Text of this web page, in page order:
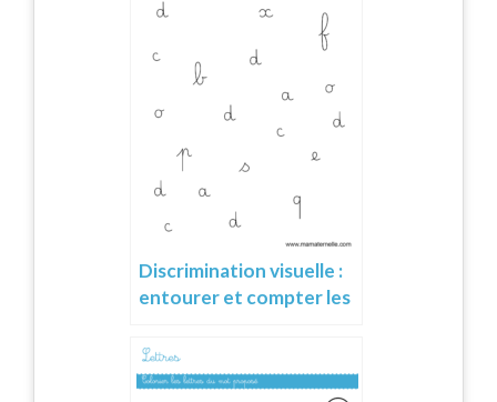
Discrimination visuelle :
entourer et compter les